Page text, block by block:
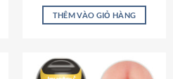
THÊM VÀO GIỎ HÀNG